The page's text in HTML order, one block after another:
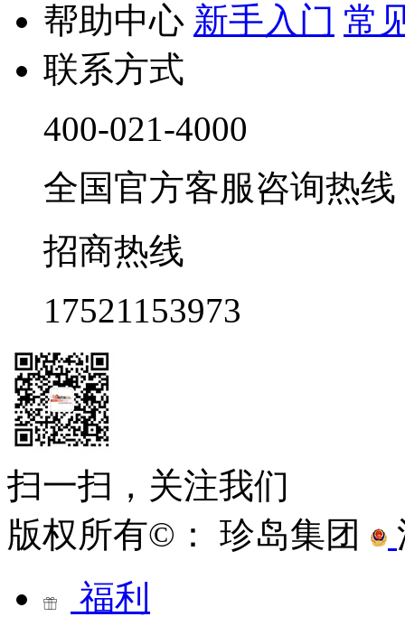
帮助中心 新手入门 常
联系方式
400-021-4000
全国官方客服咨询热线
招商热线
17521153973
扫一扫，关注我们
版权所有©： 珍岛集团
福利